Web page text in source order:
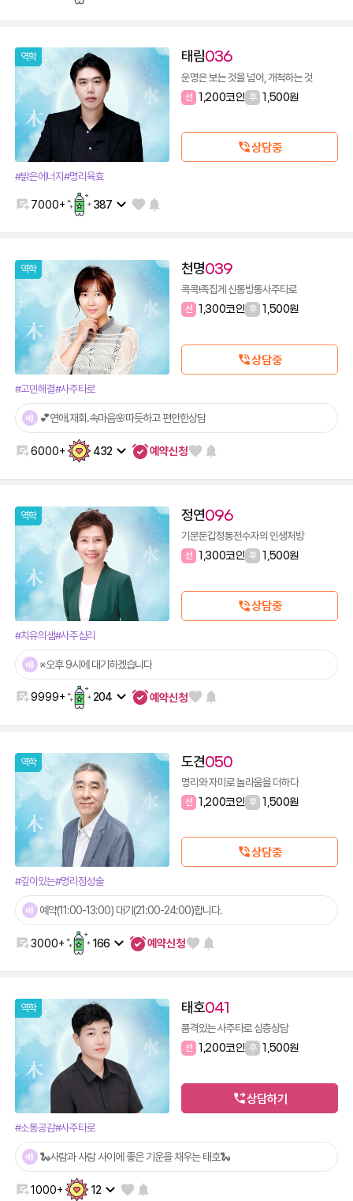
역학 태림036
운명은 보는 것을 넘어, 개척하는 것
선 1,200코인 후 1,500원
상담중
#밝은에너지#명리육효
7000+ 387
역학 천명039
콕콕!족집게 신통방통사주타로
선 1,300코인 후 1,500원
상담중
#고민해결#사주타로
💕연애.재회.속마음🌸따듯하고 편안한상담
6000+ 432 예약신청
역학 정연096
기문둔갑정통전수자의 인생처방
선 1,300코인 후 1,500원
상담중
#치유의샘#사주심리
※오후 9시에 대기하겠습니다
9999+ 204 예약신청
역학 도견050
명리와 자미로 놀라움을 더하다
선 1,200코인 후 1,500원
상담중
#깊이있는#명리점성술
예약(11:00-13:00) 대기(21:00-24:00)합니다.
3000+ 166 예약신청
역학 태호041
품격있는 사주타로 심층상담
선 1,200코인 후 1,500원
상담하기
#소통공감#사주타로
🐍사람과 사람 사이에 좋은 기운을 채우는 태호🐍
1000+ 12